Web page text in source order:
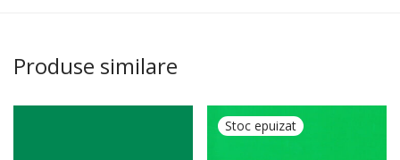
Produse similare